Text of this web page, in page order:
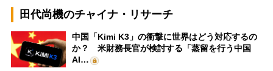
田代尚機のチャイナ・リサーチ
中国「Kimi K3」の衝撃に世界はどう対応するの
か？ 米財務長官が検討する「蒸留を行う中国
AI…